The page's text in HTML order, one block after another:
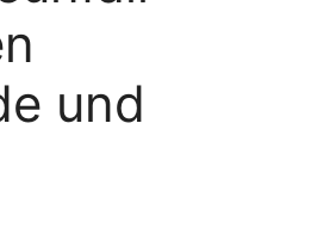
und